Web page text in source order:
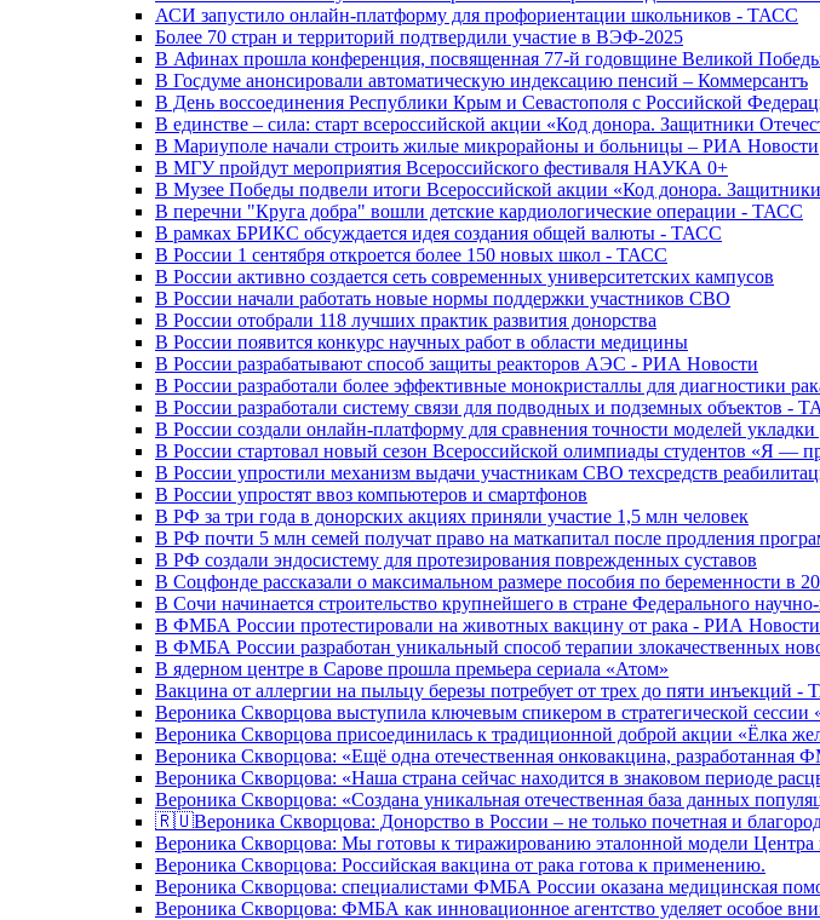
АСИ запустило онлайн-платформу для профориентации школьников - ТАСС
Более 70 стран и территорий подтвердили участие в ВЭФ-2025
В Афинах прошла конференция, посвященная 77-й годовщине Великой
В Госдуме анонсировали автоматическую индексацию пенсий – Коммерсантъ
В День воссоединения Республики Крым и Севастополя с Российской
В единстве – сила: старт всероссийской акции «Код донора. Защитники
В Мариуполе начали строить жилые микрорайоны и больницы – РИА Новости
В МГУ пройдут мероприятия Всероссийского фестиваля НАУКА 0+
В Музее Победы подвели итоги Всероссийской акции «Код донора. Защитники
В перечни "Круга добра" вошли детские кардиологические операции - ТАСС
В рамках БРИКС обсуждается идея создания общей валюты - ТАСС
В России 1 сентября откроется более 150 новых школ - ТАСС
В России активно создается сеть современных университетских кампусов
В России начали работать новые нормы поддержки участников СВО
В России отобрали 118 лучших практик развития донорства
В России появится конкурс научных работ в области медицины
В России разрабатывают способ защиты реакторов АЭС - РИА Новости
В России разработали более эффективные монокристаллы для диагностики
В России разработали систему связи для подводных и подземных объектов -
В России создали онлайн-платформу для сравнения точности моделей
В России стартовал новый сезон Всероссийской олимпиады студентов «Я —
В России упростили механизм выдачи участникам СВО техсредств
В России упростят ввоз компьютеров и смартфонов
В РФ за три года в донорских акциях приняли участие 1,5 млн человек
В РФ почти 5 млн семей получат право на маткапитал после продления
В РФ создали эндосистему для протезирования поврежденных суставов
В Соцфонде рассказали о максимальном размере пособия по беременности в
В Сочи начинается строительство крупнейшего в стране Федерального
В ФМБА России протестировали на животных вакцину от рака - РИА Новости
В ФМБА России разработан уникальный способ терапии злокачественных
В ядерном центре в Сарове прошла премьера сериала «Атом»
Вакцина от аллергии на пыльцу березы потребует от трех до пяти инъекций -
Вероника Скворцова выступила ключевым спикером в стратегической
Вероника Скворцова присоединилась к традиционной доброй акции «Ёлка
Вероника Скворцова: «Ещё одна отечественная онковакцина,
Вероника Скворцова: «Наша страна сейчас находится в знаковом периоде
Вероника Скворцова: «Создана уникальная отечественная база данных
🇷🇺Вероника Скворцова: Донорство в России – не только почетная и
Вероника Скворцова: Мы готовы к тиражированию эталонной модели Центра
Вероника Скворцова: Российская вакцина от рака готова к применению.
Вероника Скворцова: специалистами ФМБА России оказана медицинская
Вероника Скворцова: ФМБА как инновационное агентство уделяет особое